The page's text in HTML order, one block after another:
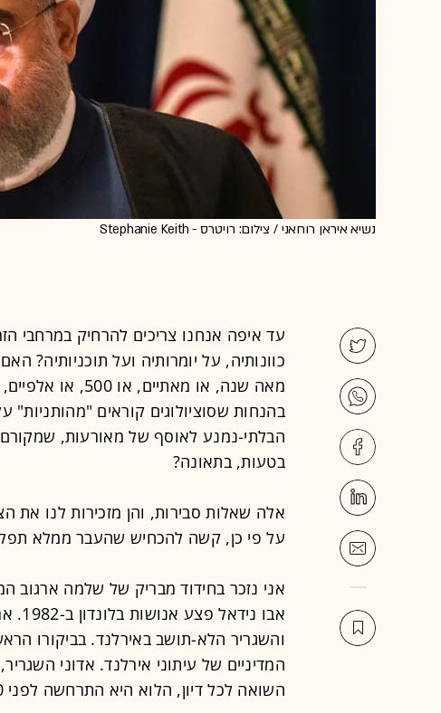
נשיא איראן רוחאני / צילום: רויטרס - Stephanie Keith
עד איפה אנחנו צריכים להרחיק במרחבי
כוונותיה, על יומרותיה ועל תוכניותיה?
בהנחות שסוציולוגים קוראים "מהותניות"
הבלתי-נמנע לאוסף של מאורעות, שמקורם
בטעות, בתאונה?
אלה שאלות סבירות, והן מזכירות לנו את
על פי כן, קשה להכחיש שהעבר ממלא
אני נזכר בחידוד מבריק של שלמה ארגוב
אבו
המדיניים של עיתוני אירלנד. אדוני
השואה לכל דיון, הלוא היא התרחשה לפני 40 שנה.